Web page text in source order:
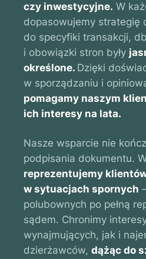
czy inwestycyjne. W
dopasowujemy strategię
do specyfiki transakcji,
i obowiązki stron były
określone. Dzięki
w sporządzaniu i
pomagamy naszym
ich interesy na lata.
Nasze wsparcie nie
podpisania dokumentu.
reprezentujemy
w sytuacjach spornych
polubownych po pełną
sądem. Chronimy
wynajmujących, jak i
dzierżawców, dążąc do